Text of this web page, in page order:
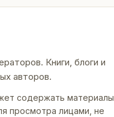
Книги, блоги и
авторов.
содержать материалы,
просмотра лицами, не